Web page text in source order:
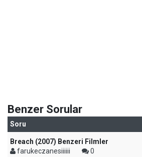
Benzer Sorular
Soru
Breach (2007) Benzeri Filmler
farukeczanesiiiiii
0